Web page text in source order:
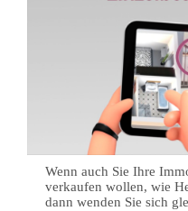
Wenn auch Sie Ihre
verkaufen wollen, wie
dann wenden Sie sich